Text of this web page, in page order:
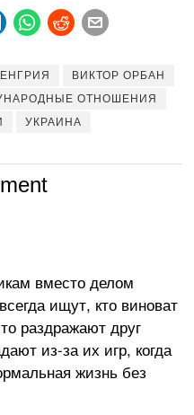
ВИКТОР ОРБАН
ОТНОШЕНИЯ
УКРАИНА
вместо делом
ищут, кто виноват
раздражают друг
из-за их игр, когда
жизнь без